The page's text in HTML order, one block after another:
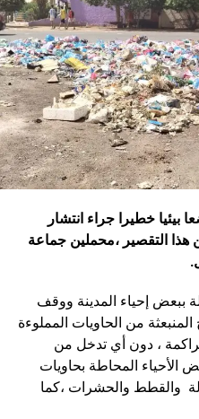
خطيرا جراء انتشار
هذا التقصير ،محملين جماعة
ببعض إحياء المدينة ووقف
من الحاويات المملوءة
، دون أي تدخل من
الأحياء المحاطة بحاويات
والقطط والحشرات ،كما